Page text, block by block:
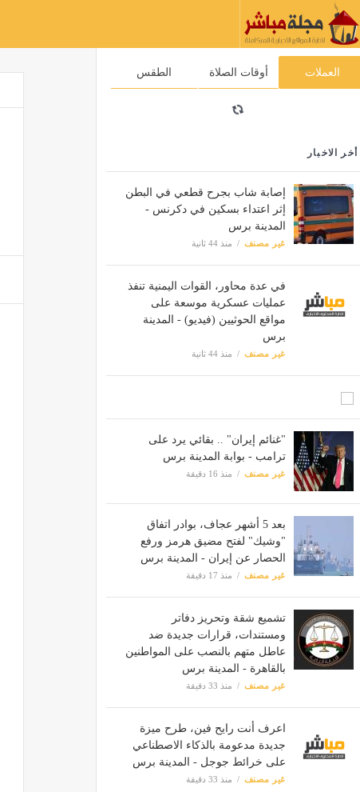
العملات أوقات الصلاة الطقس
أخر الاخبار
إصابة شاب بجرح قطعي في البطن
إثر اعتداء بسكين في دكرنس -
المدينة برس
غير مصنف منذ 44 ثانية
في عدة محاور، القوات اليمنية تنفذ
عمليات عسكرية موسعة على
مواقع الحوثيين (فيديو) - المدينة
برس
غير مصنف منذ 44 ثانية
"غنائم إيران" .. بقائي يرد على
ترامب - بوابة المدينة برس
غير مصنف منذ 16 دقيقة
بعد 5 أشهر عجاف، بوادر اتفاق
"وشيك" لفتح مضيق هرمز ورفع
الحصار عن إيران - المدينة برس
غير مصنف منذ 17 دقيقة
تشميع شقة وتحريز دفاتر
ومستندات، قرارات جديدة ضد
عاطل متهم بالنصب على المواطنين
بالقاهرة - المدينة برس
غير مصنف منذ 33 دقيقة
اعرف أنت رايح فين، طرح ميزة
جديدة مدعومة بالذكاء الاصطناعي
على خرائط جوجل - المدينة برس
غير مصنف منذ 33 دقيقة